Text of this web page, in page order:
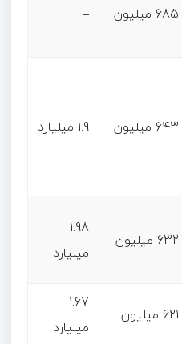
685 میلیون –
643 میلیون 1.9 میلیارد
632 میلیون
1.98
میلیارد
621 میلیون
1.67
میلیارد